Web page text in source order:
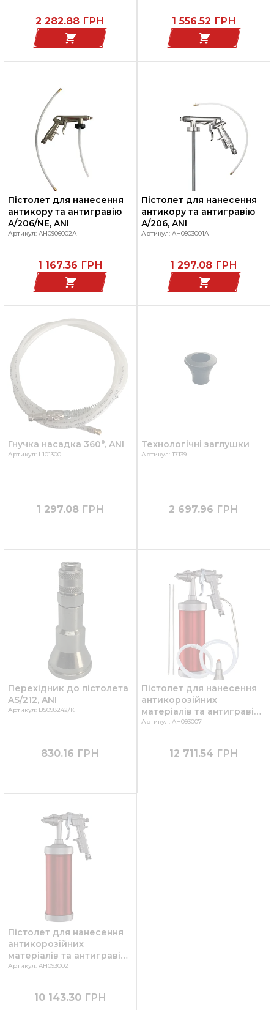
2 282.88 ГРН 1 556.52 ГРН
Пістолет для нанесення
антикору та антигравію
A/206/NE, ANI
Артикул: AH0906002А
1 167.36 ГРН
Пістолет для нанесення
антикору та антигравію
A/206, ANI
Артикул: AH0903001А
1 297.08 ГРН
Гнучка насадка 360°, ANI
Артикул: L101300
1 297.08 ГРН
Технологічні заглушки
Артикул: 17139
2 697.96 ГРН
Перехідник до пістолета
AS/212, ANI
Артикул: BS098242/К
830.16 ГРН
Пістолет для нанесення
антикорозійних
матеріалів та антигравію,
з насадками AS/212/S , ANI
Артикул: AH093007
12 711.54 ГРН
Пістолет для нанесення
антикорозійних
матеріалів та антигравію
AS/212 , ANI
Артикул: AH093002
10 143.30 ГРН